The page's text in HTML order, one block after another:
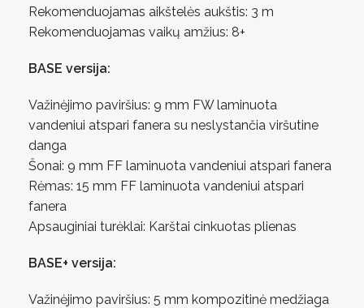
Rekomenduojamas aikštelės aukštis: 3 m
Rekomenduojamas vaikų amžius: 8+
BASE versija:
Važinėjimo paviršius: 9 mm FW laminuota
vandeniui atspari fanera su neslystančia viršutine
danga
Šonai: 9 mm FF laminuota vandeniui atspari fanera
Rėmas: 15 mm FF laminuota vandeniui atspari
fanera
Apsauginiai turėklai: Karštai cinkuotas plienas
BASE+ versija:
Važinėjimo paviršius: 5 mm kompozitinė medžiaga